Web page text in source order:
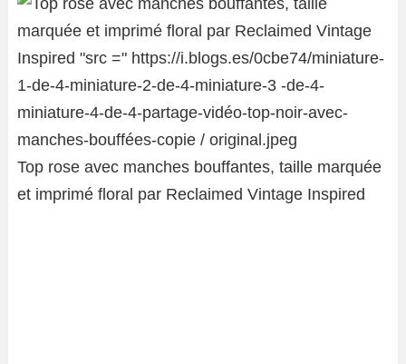
Top rose avec manches bouffantes, taille marquée
et imprimé floral par Reclaimed Vintage Inspired